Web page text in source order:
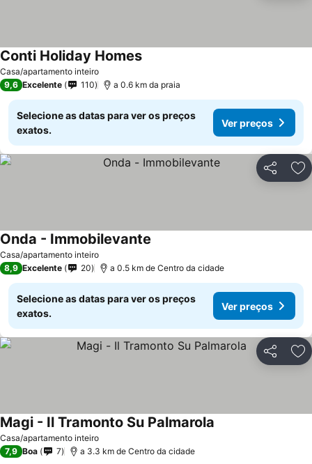
Casa/apartamento inteiro
Conti Holiday Homes
9,6 Excelente 110 a 0.6 km da praia
Selecione as datas para ver os preços
exatos.
Ver preços
Partilhar
Casa/apartamento inteiro
Onda - Immobilevante
8,9 Excelente 20 a 0.5 km de Centro da cidade
Selecione as datas para ver os preços
exatos.
Ver preços
Partilhar
Casa/apartamento inteiro
Magi - Il Tramonto Su Palmarola
7,9 Boa 7 a 3.3 km de Centro da cidade